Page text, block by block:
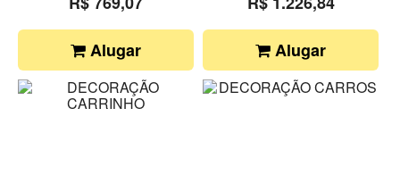
Alugar Alugar